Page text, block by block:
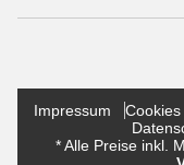
Impressum Cookies
* Alle Preise inkl.